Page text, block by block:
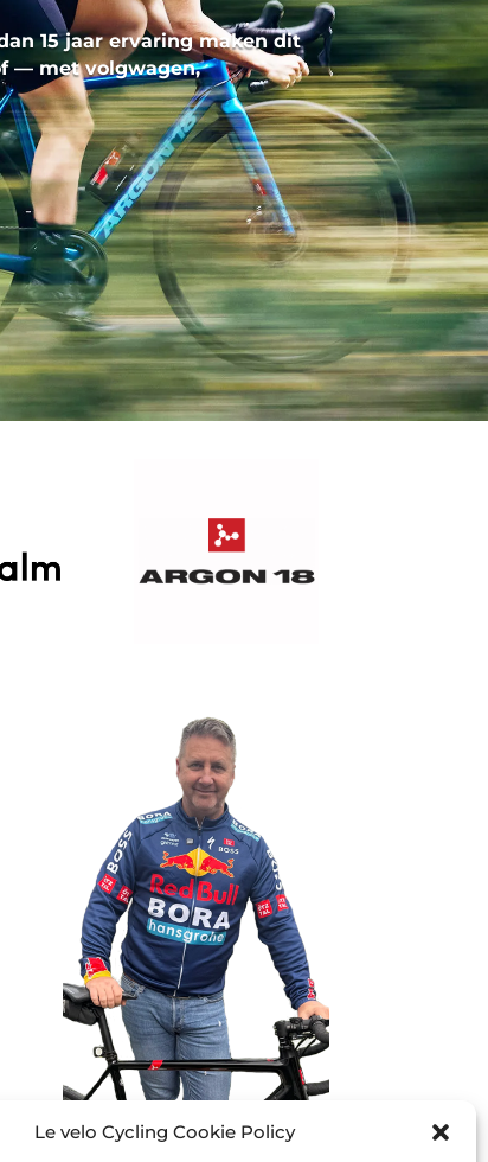
Le velo Cycling Cookie Policy
15 jaar ervaring maken dit
— met volgwagen,